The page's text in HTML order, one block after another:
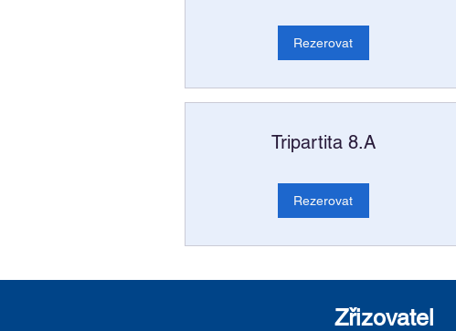
Rezerovat
Tripartita 8.A
Rezerovat
Zřizovatel